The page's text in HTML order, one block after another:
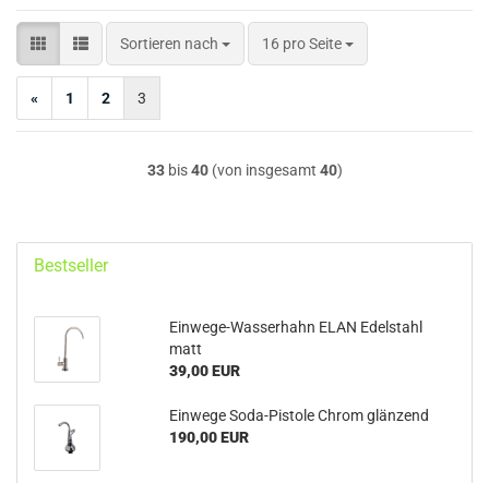
Sortieren nach
Sortieren nach 16 pro Seite
pro Seite
« 1 2 3
33bis40(von insgesamt 40)
Bestseller
Einwege-Wasserhahn ELAN Edelstahl
matt
39,00 EUR
Einwege Soda-Pistole Chrom glänzend
190,00 EUR